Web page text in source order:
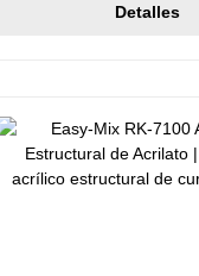
Detalles